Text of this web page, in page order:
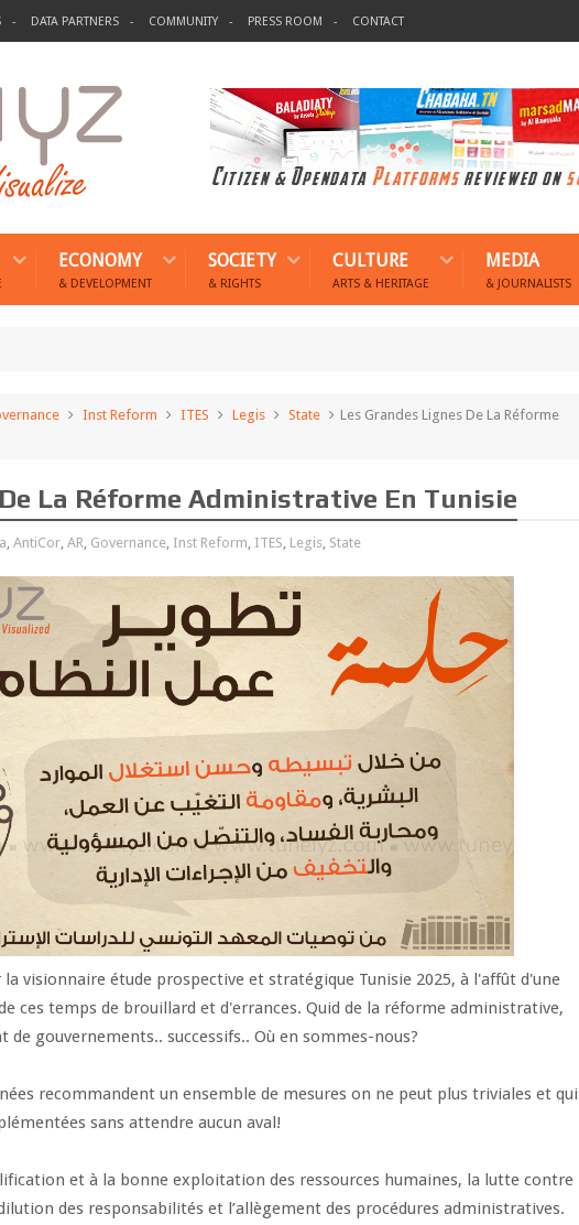
DATA PARTNERS COMMUNITY PRESS ROOM CONTACT
ECONOMY
& DEVELOPMENT
SOCIETY
& RIGHTS
CULTURE
ARTS & HERITAGE
MEDIA
& JOURNALISTS
Inst Reform ITES Legis State
Les Grandes Lignes De La Réforme
La Réforme Administrative En Tunisie
, AntiCor, AR, Governance, Inst Reform, ITES, Legis, State
visionnaire étude prospective et stratégique Tunisie 2025, à l'affût d'une
ces temps de brouillard et d'errances. Quid de la réforme administrative,
gouvernements.. successifs.. Où en sommes-nous?
recommandent un ensemble de mesures on ne peut plus triviales et qui
sans attendre aucun aval!
et à la bonne exploitation des ressources humaines, la lutte contre
des responsabilités et l’allègement des procédures administratives.